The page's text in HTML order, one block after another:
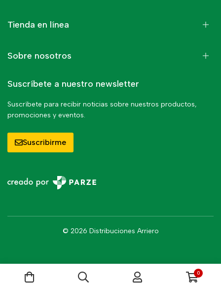
Tienda en línea
Sobre nosotros
Suscríbete a nuestro newsletter
Suscríbete para recibir noticias sobre nuestros productos,
promociones y eventos.
Suscribirme
© 2026 Distribuciones Arriero
0